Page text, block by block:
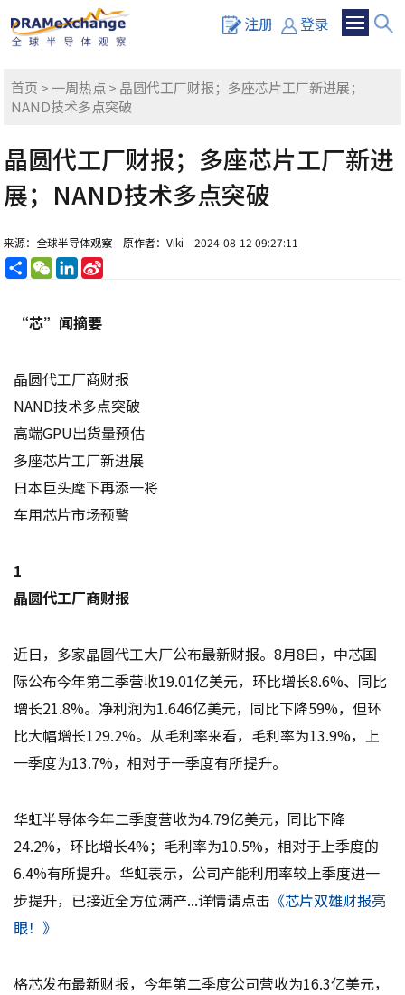
注册 登录
首页 > 一周热点 > 晶圆代工厂财报；多座芯片工厂新进展；
NAND技术多点突破
晶圆代工厂财报；多座芯片工厂新进
展；NAND技术多点突破
来源：全球半导体观察 原作者：Viki 2024-08-12 09:27:11
分
享
WeChatLinkedIn
“芯”闻摘要
晶圆代工厂商财报
NAND技术多点突破
高端GPU出货量预估
多座芯片工厂新进展
日本巨头麾下再添一将
车用芯片市场预警
1
晶圆代工厂商财报
近日，多家晶圆代工大厂公布最新财报。8月8日，中芯国
际公布今年第二季营收19.01亿美元，环比增长8.6%、同比
增长21.8%。净利润为1.646亿美元，同比下降59%，但环
比大幅增长129.2%。从毛利率来看，毛利率为13.9%，上
一季度为13.7%，相对于一季度有所提升。
华虹半导体今年二季度营收为4.79亿美元，同比下降
24.2%，环比增长4%；毛利率为10.5%，相对于上季度的
6.4%有所提升。华虹表示，公司产能利用率较上季度进一
步提升，已接近全方位满产...详情请点击 《芯片双雄财报亮
眼！》
格芯发布最新财报，今年第二季度公司营收为16.3亿美元，